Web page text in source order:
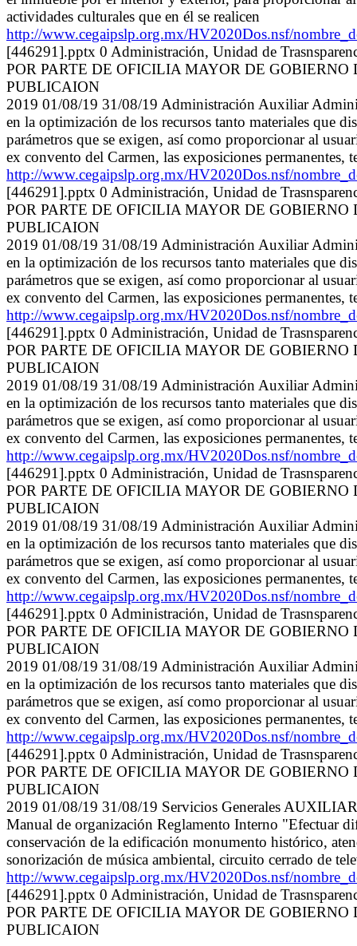
actividades culturales que en él se realicen
http://www.cegaipslp.org.mx/HV2020Dos.nsf/
[446291].pptx 0 Administración, Unidad de
POR PARTE DE OFICILIA MAYOR DE
PUBLICAION
2019 01/08/19 31/08/19 Administración Auxiliar
en la optimización de los recursos tanto materiales que
parámetros que se exigen, así como proporcionar al
ex convento del Carmen, las exposiciones permanentes,
http://www.cegaipslp.org.mx/HV2020Dos.nsf/
[446291].pptx 0 Administración, Unidad de
POR PARTE DE OFICILIA MAYOR DE
PUBLICAION
2019 01/08/19 31/08/19 Administración Auxiliar
en la optimización de los recursos tanto materiales que
parámetros que se exigen, así como proporcionar al
ex convento del Carmen, las exposiciones permanentes,
http://www.cegaipslp.org.mx/HV2020Dos.nsf/
[446291].pptx 0 Administración, Unidad de
POR PARTE DE OFICILIA MAYOR DE
PUBLICAION
2019 01/08/19 31/08/19 Administración Auxiliar
en la optimización de los recursos tanto materiales que
parámetros que se exigen, así como proporcionar al
ex convento del Carmen, las exposiciones permanentes,
http://www.cegaipslp.org.mx/HV2020Dos.nsf/
[446291].pptx 0 Administración, Unidad de
POR PARTE DE OFICILIA MAYOR DE
PUBLICAION
2019 01/08/19 31/08/19 Administración Auxiliar
en la optimización de los recursos tanto materiales que
parámetros que se exigen, así como proporcionar al
ex convento del Carmen, las exposiciones permanentes,
http://www.cegaipslp.org.mx/HV2020Dos.nsf/
[446291].pptx 0 Administración, Unidad de
POR PARTE DE OFICILIA MAYOR DE
PUBLICAION
2019 01/08/19 31/08/19 Administración Auxiliar
en la optimización de los recursos tanto materiales que
parámetros que se exigen, así como proporcionar al
ex convento del Carmen, las exposiciones permanentes,
http://www.cegaipslp.org.mx/HV2020Dos.nsf/
[446291].pptx 0 Administración, Unidad de
POR PARTE DE OFICILIA MAYOR DE
PUBLICAION
2019 01/08/19 31/08/19 Servicios Generales
Manual de organización Reglamento Interno "Efectuar
conservación de la edificación monumento histórico,
sonorización de música ambiental, circuito cerrado de
http://www.cegaipslp.org.mx/HV2020Dos.nsf/
[446291].pptx 0 Administración, Unidad de
POR PARTE DE OFICILIA MAYOR DE
PUBLICAION